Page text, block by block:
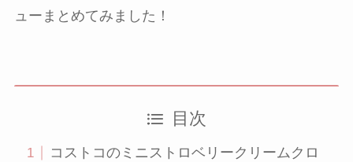
ューまとめてみました！
目次
コストコのミニストロベリークリームクロ